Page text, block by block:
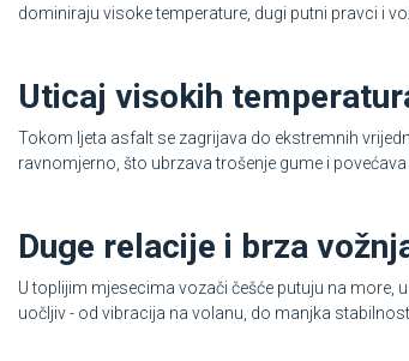
dominiraju visoke temperature, dugi putni pravci i
Uticaj visokih
Tokom ljeta asfalt se zagrijava do ekstremnih
ravnomjerno, što ubrzava trošenje gume i
Duge relacije i brza
U toplijim mjesecima vozači češće putuju na more,
uočljiv - od vibracija na volanu, do manjka